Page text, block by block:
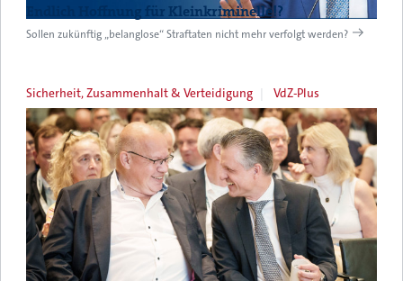
Endlich Hoffnung für Kleinkriminelle!?
Sollen zukünftig „belanglose“ Straftaten nicht mehr verfolgt werden?
Sicherheit, Zusammenhalt & Verteidigung VdZ-Plus